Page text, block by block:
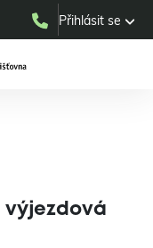
Přihlásit se
výjezdová